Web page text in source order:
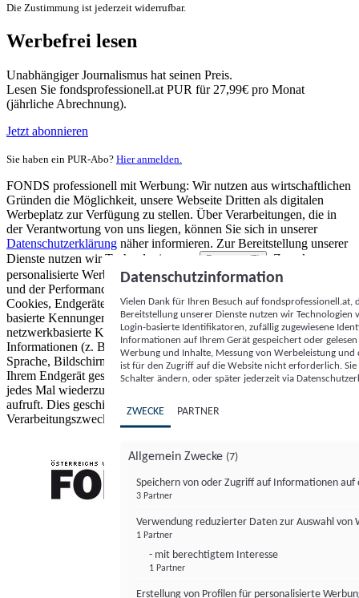
Die Zustimmung ist jederzeit widerrufbar.
Werbefrei lesen
Unabhängiger Journalismus hat seinen Preis.
Lesen Sie fondsprofessionell.at PUR für 27,99€ pro Monat
(jährliche Abrechnung).
Jetzt abonnieren
Sie haben ein PUR-Abo? Hier anmelden.
FONDS professionell mit Werbung: Wir nutzen aus wirtschaftlichen
Gründen die Möglichkeit, unsere Webseite Dritten als digitalen
Werbeplatz zur Verfügung zu stellen. Über Verarbeitungen, die in
der Verantwortung von uns liegen, können Sie sich in unserer
Datenschutzerklärung näher informieren. Zur Bereitstellung unserer
Dienste nutzen wir Technologien von
Partnern (5)
. Zwecke:
personalisierte Werbung und Inhalte, Messung von Werbeleistung
und der Performance von Inhalten sowie Zielgruppenforschung.
Cookies, Endgeräte- oder ähnliche Online-Kennungen (z. B. login-
basierte Kennungen, zufällig generierte Kennungen,
netzwerkbasierte Kennungen) können zusammen mit anderen
Informationen (z. B. Browsertyp und Browserinformationen,
Sprache, Bildschirmgröße, unterstützte Technologien usw.) auf
Ihrem Endgerät gespeichert oder von dort ausgelesen werden, um es
jedes Mal wiederzuerkennen, wenn es eine App oder einer Webseite
aufruft. Dies geschieht für einen oder mehrere der hier aufgeführten
Verarbeitungszwecke.
Datenschutzinformation
Vielen Dank für Ihren Besuch auf
Bereitstellung unserer Dienste nutzen wir Technologien
Login-basierte Identifikatoren, zufällig zugewiesene
Informationen auf Ihrem Gerät gespeichert oder
Werbung und Inhalte, Messung von Werbeleistung
ist für den Zugriff auf die Website nicht erforderlich.
Schalter ändern, oder später jederzeit via
ZWECKE PARTNER
Allgemein Zwecke (7)
Speichern von oder Zugriff auf Informationen auf
3 Partner
Verwendung reduzierter Daten zur Auswahl von
1 Partner
- mit berechtigtem Interesse
1 Partner
Erstellung von Profilen für personalisierte
FONDS professionell